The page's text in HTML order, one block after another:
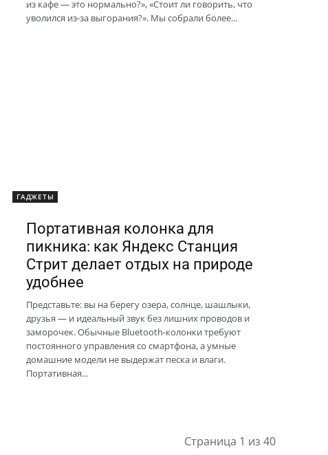
из кафе — это нормально?», «Стоит ли говорить, что
уволился из-за выгорания?». Мы собрали более...
ГАДЖЕТЫ
Портативная колонка для
пикника: как Яндекс Станция
Стрит делает отдых на природе
удобнее
Представьте: вы на берегу озера, солнце, шашлыки,
друзья — и идеальный звук без лишних проводов и
заморочек. Обычные Bluetooth-колонки требуют
постоянного управления со смартфона, а умные
домашние модели не выдержат песка и влаги.
Портативная...
Страница 1 из 40